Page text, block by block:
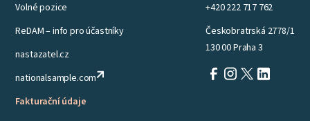
Volné pozice
ReDAM – info pro účastníky
nastazatel.cz
nationalsample.com
+420 222 717 762
Českobratrská 2778/1
130 00 Praha 3
Fakturační údaje